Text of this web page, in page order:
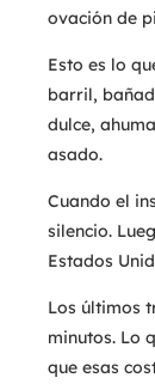
ovación de
Esto es lo
barril,
dulce,
asado.
Cuando el
silencio.
Estados
Los últimos
minutos. Lo
que esas